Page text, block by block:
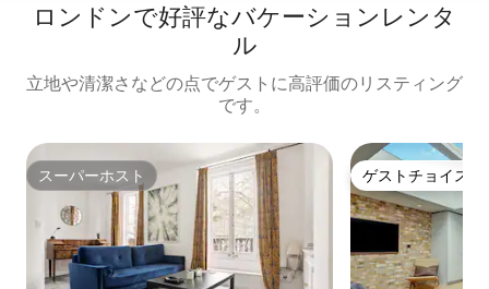
ロンドンで好評なバケーションレンタ
ル
立地や清潔さなどの点でゲストに高評価のリスティング
です。
スーパーホスト
スーパーホスト ゲストチョイス
ゲストチョイス